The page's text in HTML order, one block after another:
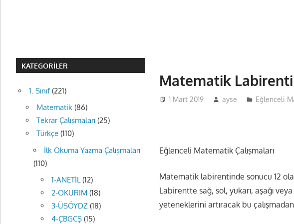
Matematik Labirenti
1 Mart 2019 ayse Eğlenceli
Eğlenceli Matematik Çalışmaları
Matematik labirentinde sonucu 12
Labirentte sağ, sol, yukarı, aşağı
yeteneklerini artıracak bu çalışmadan
KATEGORILER
1. Sınıf(221)
Matematik(86)
Tekrar Çalışmaları(25)
Türkçe(110)
İlk Okuma Yazma Çalışmaları
(110)
1-ANETİL(12)
2-OKURIM (18)
3-ÜSÖYDZ(18)
4-ÇBGCŞ(15)